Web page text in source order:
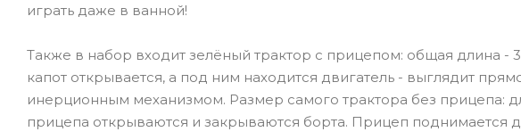
играть даже в ванной!
Также в набор входит зелёный трактор с прицепом: общая длина -
капот открывается, а под ним находится двигатель - выглядит
инерционным механизмом. Размер самого трактора без прицепа:
прицепа открываются и закрываются борта. Прицеп поднимается